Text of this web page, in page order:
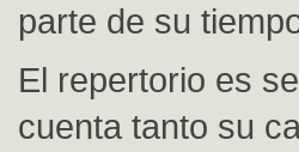
parte de su
El repertorio es
cuenta tanto su